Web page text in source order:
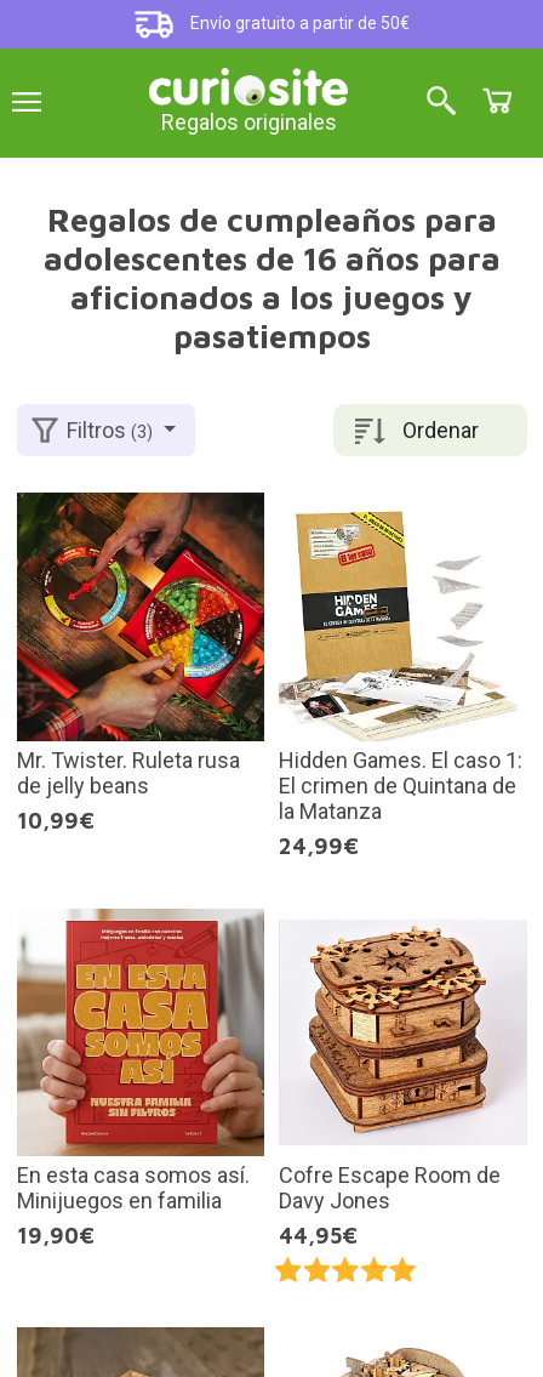
Envío gratuito a partir de 50€
Regalos originales
Regalos de cumpleaños para
adolescentes de 16 años para
aficionados a los juegos y
pasatiempos
Ordenar
Filtros(3)
Mr. Twister. Ruleta rusa
de jelly beans
10,99€
Hidden Games. El caso 1:
El crimen de Quintana de
la Matanza
24,99€
En esta casa somos así.
Minijuegos en familia
19,90€
Cofre Escape Room de
Davy Jones
44,95€